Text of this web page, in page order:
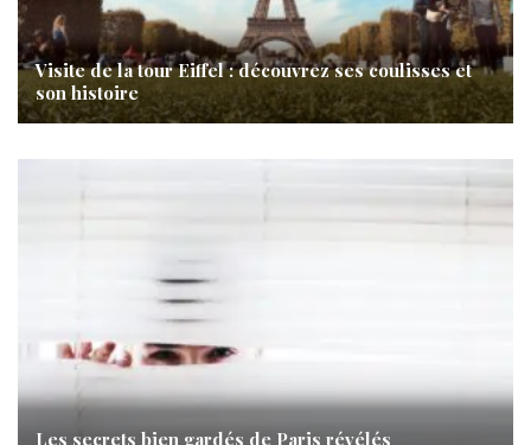
Visite de la tour Eiffel : découvrez ses coulisses et
son histoire
Les secrets bien gardés de Paris révélés